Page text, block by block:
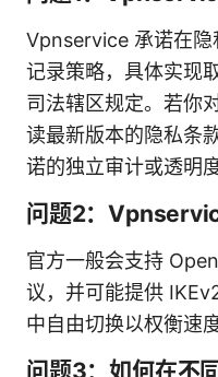
Vpnservice 承诺在隐
记录策略，具体实现
司法辖区规定。若你
读最新版本的隐私条
诺的独立审计或透明
问题2：
官方一般会支持
议，并可能提供
中自由切换以权衡速
问题3：如何在不